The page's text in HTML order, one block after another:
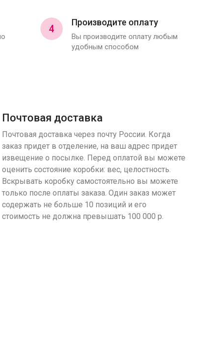
4
Производите оплату
Вы производите оплату любым
удобным способом
Почтовая доставка
Почтовая доставка через почту России. Когда
заказ придет в отделение, на ваш адрес придет
извещение о посылке. Перед оплатой вы можете
оценить состояние коробки: вес, целостность.
Вскрывать коробку самостоятельно вы можете
только после оплаты заказа. Один заказ может
содержать не больше 10 позиций и его
стоимость не должна превышать 100 000 р.